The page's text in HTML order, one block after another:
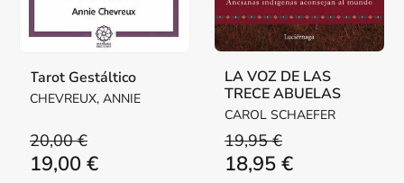
Tarot Gestáltico
CHEVREUX, ANNIE
20,00 €
19,00 €
LA VOZ DE LAS
TRECE ABUELAS
CAROL SCHAEFER
19,95 €
18,95 €